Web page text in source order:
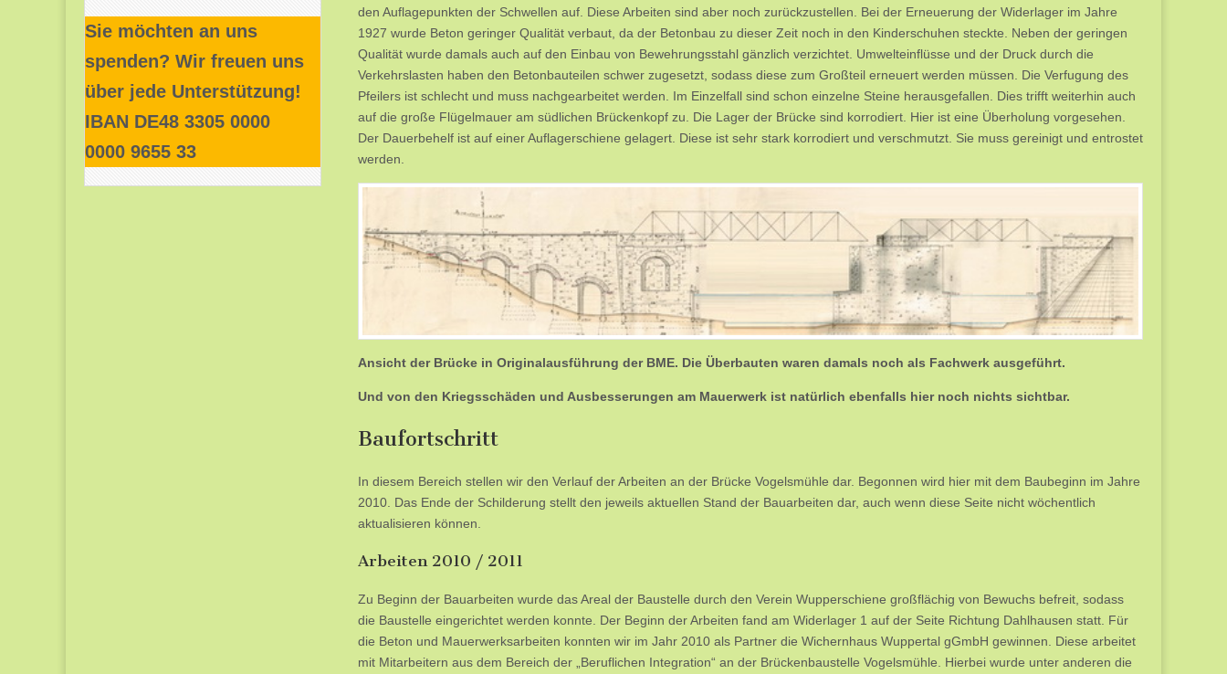
den Auflagepunkten der Schwellen auf. Diese Arbeiten sind aber noch zurückzustellen. Bei der Erneuerung der Widerlager im Jahre
1927 wurde Beton geringer Qualität verbaut, da der Betonbau zu dieser Zeit noch in den Kinderschuhen steckte. Neben der geringen
Qualität wurde damals auch auf den Einbau von Bewehrungsstahl gänzlich verzichtet. Umwelteinflüsse und der Druck durch die
Verkehrslasten haben den Betonbauteilen schwer zugesetzt, sodass diese zum Großteil erneuert werden müssen. Die Verfugung des
Pfeilers ist schlecht und muss nachgearbeitet werden. Im Einzelfall sind schon einzelne Steine herausgefallen. Dies trifft weiterhin auch
auf die große Flügelmauer am südlichen Brückenkopf zu. Die Lager der Brücke sind korrodiert. Hier ist eine Überholung vorgesehen.
Der Dauerbehelf ist auf einer Auflagerschiene gelagert. Diese ist sehr stark korrodiert und verschmutzt. Sie muss gereinigt und entrostet
werden.
Ansicht der Brücke in Originalausführung der BME. Die Überbauten waren damals noch als Fachwerk ausgeführt.
Und von den Kriegsschäden und Ausbesserungen am Mauerwerk ist natürlich ebenfalls hier noch nichts sichtbar.
Baufortschritt
In diesem Bereich stellen wir den Verlauf der Arbeiten an der Brücke Vogelsmühle dar. Begonnen wird hier mit dem Baubeginn im Jahre
2010. Das Ende der Schilderung stellt den jeweils aktuellen Stand der Bauarbeiten dar, auch wenn diese Seite nicht wöchentlich
aktualisieren können.
Arbeiten 2010 / 2011
Zu Beginn der Bauarbeiten wurde das Areal der Baustelle durch den Verein Wupperschiene großflächig von Bewuchs befreit, sodass
die Baustelle eingerichtet werden konnte. Der Beginn der Arbeiten fand am Widerlager 1 auf der Seite Richtung Dahlhausen statt. Für
die Beton und Mauerwerksarbeiten konnten wir im Jahr 2010 als Partner die Wichernhaus Wuppertal gGmbH gewinnen. Diese arbeitet
mit Mitarbeitern aus dem Bereich der „Beruflichen Integration“ an der Brückenbaustelle Vogelsmühle. Hierbei wurde unter anderen die
Sie möchten an uns
spenden? Wir freuen uns
über jede Unterstützung!
IBAN DE48 3305 0000
0000 9655 33